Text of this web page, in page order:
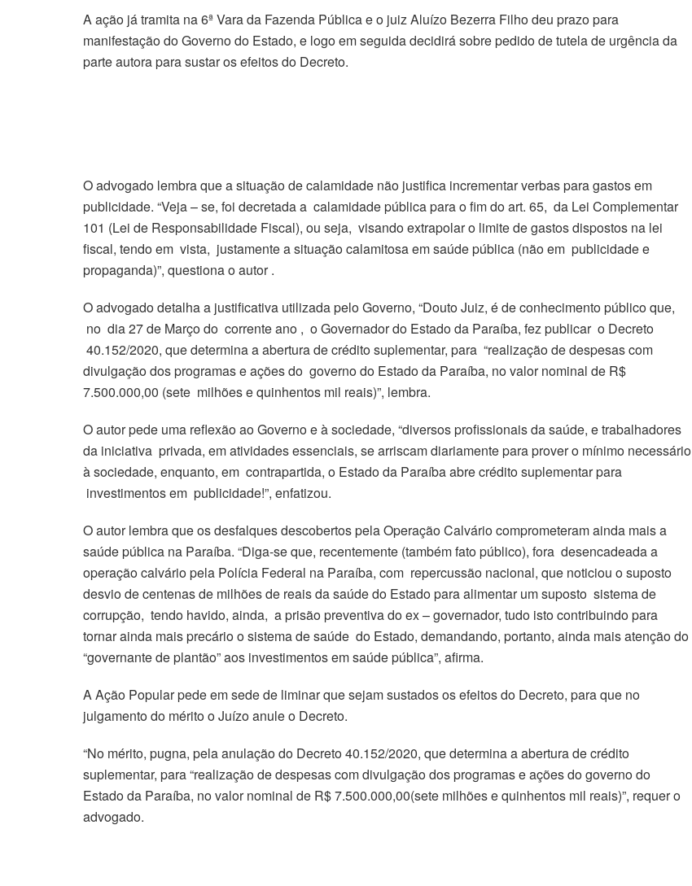
A ação já tramita na 6ª Vara da Fazenda Pública e o juiz Aluízo Bezerra Filho deu prazo para
manifestação do Governo do Estado, e logo em seguida decidirá sobre pedido de tutela de urgência da
parte autora para sustar os efeitos do Decreto.
O advogado lembra que a situação de calamidade não justifica incrementar verbas para gastos em
publicidade. “Veja – se, foi decretada a calamidade pública para o fim do art. 65, da Lei Complementar
101 (Lei de Responsabilidade Fiscal), ou seja, visando extrapolar o limite de gastos dispostos na lei
fiscal, tendo em vista, justamente a situação calamitosa em saúde pública (não em publicidade e
propaganda)”, questiona o autor .
O advogado detalha a justificativa utilizada pelo Governo, “Douto Juiz, é de conhecimento público que,
no dia 27 de Março do corrente ano , o Governador do Estado da Paraíba, fez publicar o Decreto
40.152/2020, que determina a abertura de crédito suplementar, para “realização de despesas com
divulgação dos programas e ações do governo do Estado da Paraíba, no valor nominal de R$
7.500.000,00 (sete milhões e quinhentos mil reais)”, lembra.
O autor pede uma reflexão ao Governo e à sociedade, “diversos profissionais da saúde, e trabalhadores
da iniciativa privada, em atividades essenciais, se arriscam diariamente para prover o mínimo necessário
à sociedade, enquanto, em contrapartida, o Estado da Paraíba abre crédito suplementar para
investimentos em publicidade!”, enfatizou.
O autor lembra que os desfalques descobertos pela Operação Calvário comprometeram ainda mais a
saúde pública na Paraíba. “Diga-se que, recentemente (também fato público), fora desencadeada a
operação calvário pela Polícia Federal na Paraíba, com repercussão nacional, que noticiou o suposto
desvio de centenas de milhões de reais da saúde do Estado para alimentar um suposto sistema de
corrupção, tendo havido, ainda, a prisão preventiva do ex – governador, tudo isto contribuindo para
tornar ainda mais precário o sistema de saúde do Estado, demandando, portanto, ainda mais atenção do
“governante de plantão” aos investimentos em saúde pública”, afirma.
A Ação Popular pede em sede de liminar que sejam sustados os efeitos do Decreto, para que no
julgamento do mérito o Juízo anule o Decreto.
“No mérito, pugna, pela anulação do Decreto 40.152/2020, que determina a abertura de crédito
suplementar, para “realização de despesas com divulgação dos programas e ações do governo do
Estado da Paraíba, no valor nominal de R$ 7.500.000,00(sete milhões e quinhentos mil reais)”, requer o
advogado.